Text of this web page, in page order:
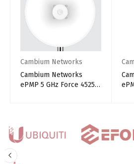
Cambium Networks
Cambium Networks
ePMP 5 GHz Force 4525L